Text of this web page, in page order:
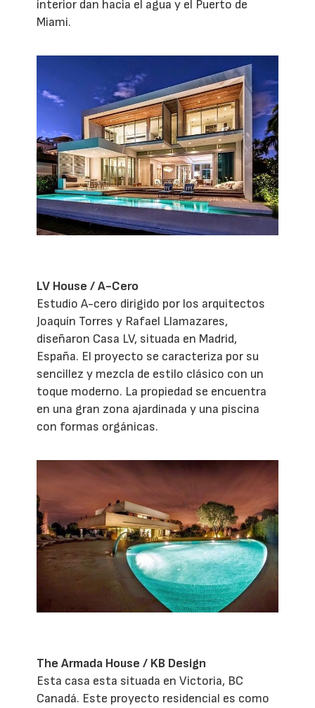
interior dan hacia el agua y el Puerto de
Miami.
LV House / A-Cero
Estudio A-cero dirigido por los arquitectos
Joaquín Torres y Rafael Llamazares,
diseñaron Casa LV, situada en Madrid,
España. El proyecto se caracteriza por su
sencillez y mezcla de estilo clásico con un
toque moderno. La propiedad se encuentra
en una gran zona ajardinada y una piscina
con formas orgánicas.
The Armada House / KB Design
Esta casa esta situada en Victoria, BC
Canadá. Este proyecto residencial es como